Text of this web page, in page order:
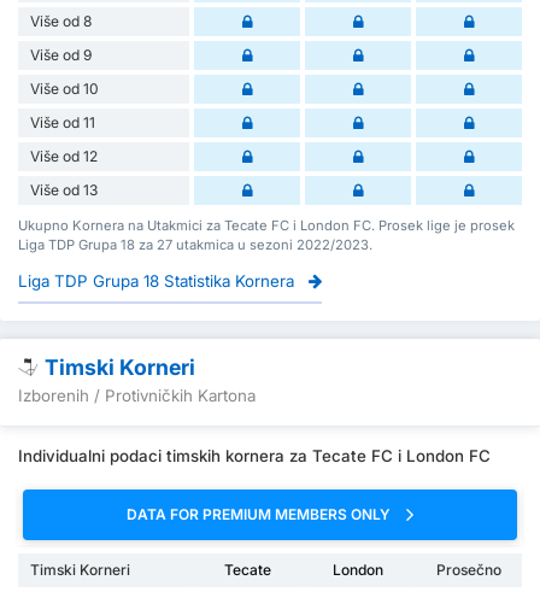
Više od 8
Više od 9
Više od 10
Više od 11
Više od 12
Više od 13
Ukupno Kornera na Utakmici za Tecate FC i London FC. Prosek lige je prosek
Liga TDP Grupa 18 za 27 utakmica u sezoni 2022/2023.
Liga TDP Grupa 18 Statistika Kornera
Timski Korneri
Izborenih / Protivničkih Kartona
Individualni podaci timskih kornera za Tecate FC i London FC
DATA FOR PREMIUM MEMBERS ONLY
Timski Korneri Tecate London
Prosečno